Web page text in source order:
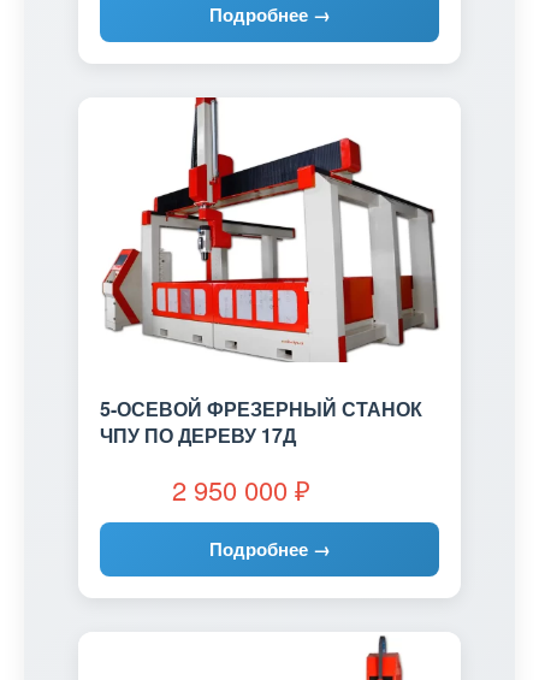
Подробнее →
5-ОСЕВОЙ ФРЕЗЕРНЫЙ СТАНОК
ЧПУ ПО ДЕРЕВУ 17Д
2 950 000 ₽
Подробнее →